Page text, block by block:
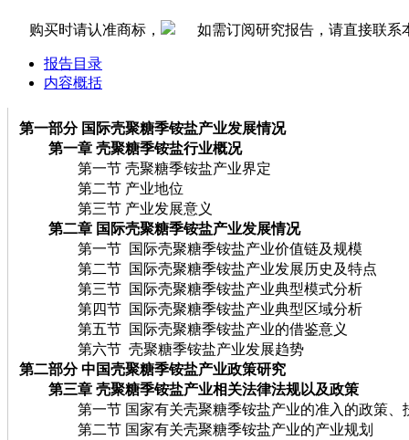
购买时请认准商标， 如需订阅研究报告，请直接联系
报告目录
内容概括
第一部分 国际壳聚糖季铵盐产业发展情况
第一章 壳聚糖季铵盐行业概况
第一节 壳聚糖季铵盐产业界定
第二节 产业地位
第三节 产业发展意义
第二章 国际壳聚糖季铵盐产业发展情况
第一节 国际壳聚糖季铵盐产业价值链及规模
第二节 国际壳聚糖季铵盐产业发展历史及特点
第三节 国际壳聚糖季铵盐产业典型模式分析
第四节 国际壳聚糖季铵盐产业典型区域分析
第五节 国际壳聚糖季铵盐产业的借鉴意义
第六节 壳聚糖季铵盐产业发展趋势
第二部分 中国壳聚糖季铵盐产业政策研究
第三章 壳聚糖季铵盐产业相关法律法规以及政策
第一节 国家有关壳聚糖季铵盐产业的准入的政策、
第二节 国家有关壳聚糖季铵盐产业的产业规划